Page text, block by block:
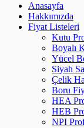
Anasayfa
Hakkımızda
Fiyat Listeleri
Kutu
Boyalı
Yücel
Siyah
Çelik
Boru
HEA
HEB
NPI